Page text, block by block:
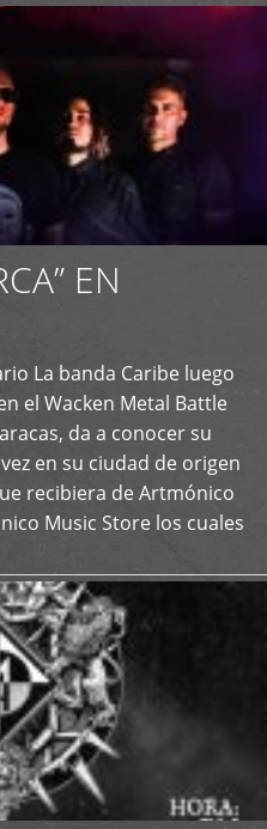
EN
La banda Caribe luego
el Wacken Metal Battle
da a conocer su
en su ciudad de origen
recibiera de Artmónico
Music Store los cuales